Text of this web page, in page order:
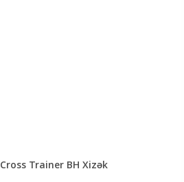
Cross Trainer BH Xizək